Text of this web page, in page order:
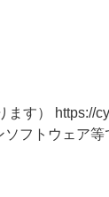
す） https://
トウェア等